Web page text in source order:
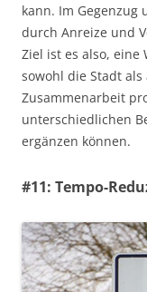
kann. Im Gegenzug
durch Anreize und
Ziel ist es also,
sowohl die Stadt
Zusammenarbeit
unterschiedlichen
ergänzen können.
#11: Tempo-